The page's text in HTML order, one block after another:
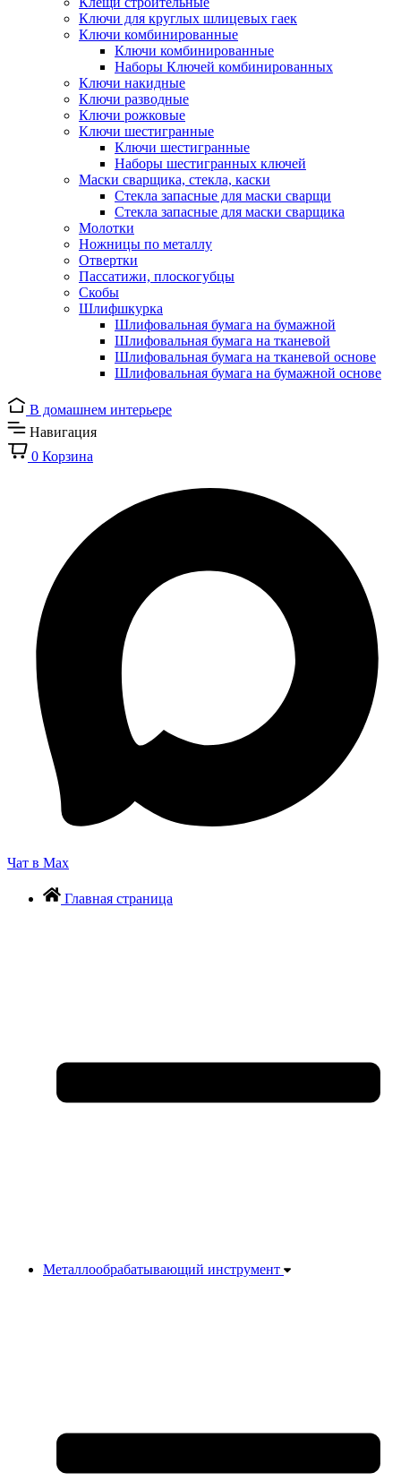
Ключи для круглых шлицевых гаек
Ключи комбинированные
Ключи комбинированные
Наборы Ключей комбинированных
Ключи накидные
Ключи разводные
Ключи рожковые
Ключи шестигранные
Ключи шестигранные
Наборы шестигранных ключей
Маски сварщика, стекла, каски
Стекла запасные для маски сварщи
Стекла запасные для маски сварщика
Молотки
Ножницы по металлу
Отвертки
Пассатижи, плоскогубцы
Скобы
Шлифшкурка
Шлифовальная бумага на бумажной
Шлифовальная бумага на тканевой
Шлифовальная бумага на тканевой основе
Шлифовальная бумага на бумажной основе
В домашнем интерьере
Навигация
0 Корзина
Чат в Max
Главная страница
Металлообрабатывающий инструмент